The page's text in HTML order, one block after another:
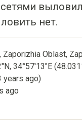
нет.
Zaporizhia Oblast,
34°57'13"E
years ago)
ago